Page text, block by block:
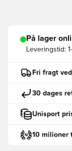
På lager
Leveringstid:
Fri fragt
30 dages
Unisport
10 milioner